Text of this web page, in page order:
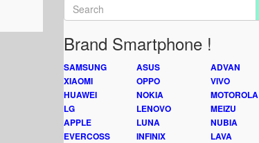
Brand Smartphone !
SAMSUNG ASUS
ADVAN
XIAOMI
OPPO
VIVO
HUAWEI
NOKIA
MOTOROLA
LG
LENOVO
MEIZU
APPLE
LUNA
NUBIA
EVERCOSS
INFINIX
LAVA